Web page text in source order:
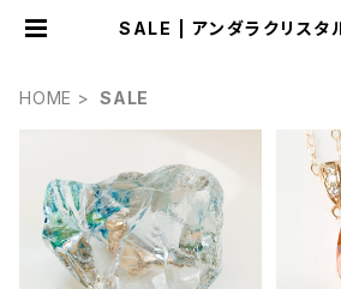
SALE | アンダラクリスタル
HOME SALE